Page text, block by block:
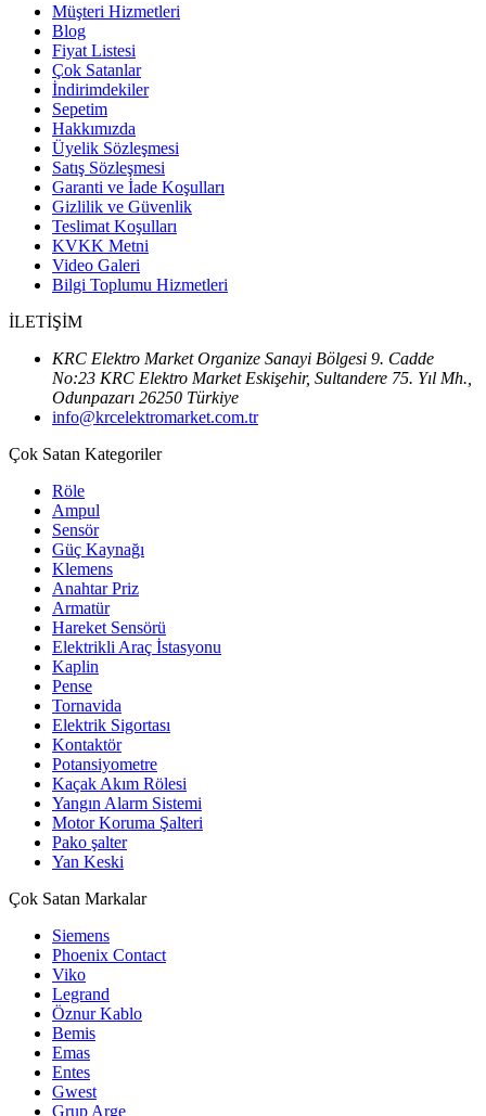
Müşteri Hizmetleri
Blog
Fiyat Listesi
Çok Satanlar
İndirimdekiler
Sepetim
Hakkımızda
Üyelik Sözleşmesi
Satış Sözleşmesi
Garanti ve İade Koşulları
Gizlilik ve Güvenlik
Teslimat Koşulları
KVKK Metni
Video Galeri
Bilgi Toplumu Hizmetleri
İLETİŞİM
KRC Elektro Market Organize Sanayi Bölgesi 9. Cadde
No:23 KRC Elektro Market Eskişehir, Sultandere 75. Yıl Mh.,
Odunpazarı 26250 Türkiye
info@krcelektromarket.com.tr
Çok Satan Kategoriler
Röle
Ampul
Sensör
Güç Kaynağı
Klemens
Anahtar Priz
Armatür
Hareket Sensörü
Elektrikli Araç İstasyonu
Kaplin
Pense
Tornavida
Elektrik Sigortası
Kontaktör
Potansiyometre
Kaçak Akım Rölesi
Yangın Alarm Sistemi
Motor Koruma Şalteri
Pako şalter
Yan Keski
Çok Satan Markalar
Siemens
Phoenix Contact
Viko
Legrand
Öznur Kablo
Bemis
Emas
Entes
Gwest
Grup Arge